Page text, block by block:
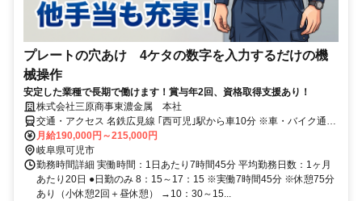
プレートの穴あけ 4ケタの数字を入力するだけの機
械操作
安定した業種で長期で働けます！賞与年2回、資格取得支援あり！
株式会社三原商事東濃金属 本社
交通・アクセス 名鉄広見線 ｢西可児｣駅から車10分 ※車・バイク通勤
OK/駐車場あり
月給190,000円～215,000円
岐阜県可児市
勤務時間詳細 実働時間：1日あたり7時間45分 平均勤務日数：1ヶ月
あたり20日 ●日勤のみ 8：15～17：15 ※実働7時間45分 ※休憩75分
あり（小休憩2回＋昼休憩） →10：30～15...